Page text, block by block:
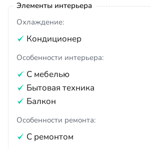
Элементы интерьера
Охлаждение:
Кондиционер
Особенности интерьера:
С мебелью
Бытовая техника
Балкон
Особенности ремонта:
С ремонтом